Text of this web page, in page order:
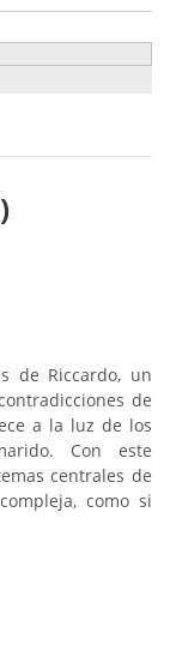
de Riccardo, un
de
a la luz de los
Con este
centrales de
como si